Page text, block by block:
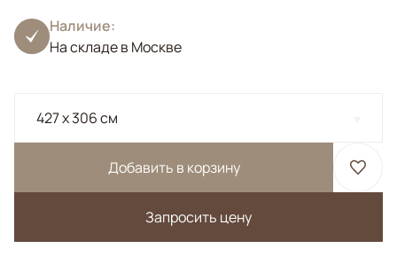
Наличие:
На складе в Москве
427 x 306 см
Добавить в корзину
Запросить цену